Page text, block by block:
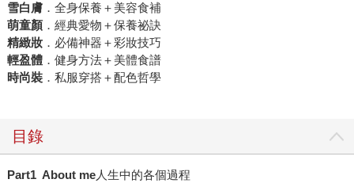
雪白膚．全身保養＋美容食補
萌童顏．經典愛物＋保養祕訣
精緻妝．必備神器＋彩妝技巧
輕盈體．健身方法＋美體食譜
時尚裝．私服穿搭＋配色哲學
目錄
Part1 About me人生中的各個過程